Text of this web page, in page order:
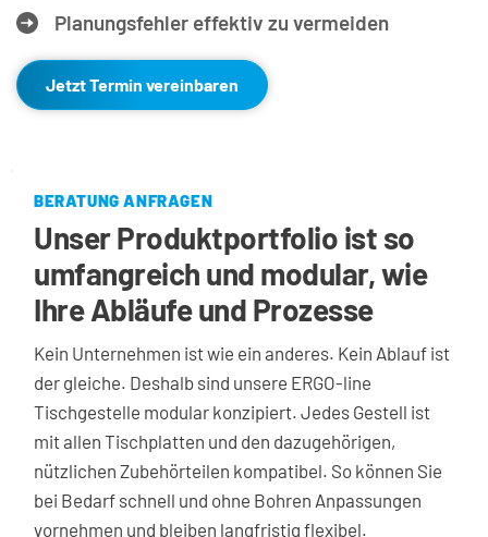
Planungsfehler effektiv zu vermeiden
Jetzt Termin vereinbaren
BERATUNG ANFRAGEN
Unser Produktportfolio ist so
umfangreich und modular, wie
Ihre Abläufe und Prozesse
Kein Unternehmen ist wie ein anderes. Kein Ablauf ist
der gleiche. Deshalb sind unsere ERGO-line
Tischgestelle modular konzipiert. Jedes Gestell ist
mit allen Tischplatten und den dazugehörigen,
nützlichen Zubehörteilen kompatibel. So können Sie
bei Bedarf schnell und ohne Bohren Anpassungen
vornehmen und bleiben langfristig flexibel.